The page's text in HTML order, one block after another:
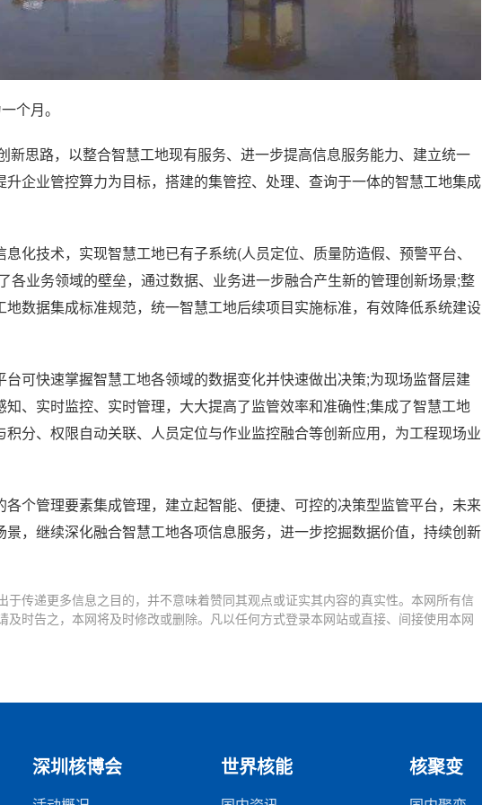
个月。
新思路，以整合智慧工地现有服务、进一步提高信息服务能力、建立统一
企业管控算力为目标，搭建的集管控、处理、查询于一体的智慧工地集成
化技术，实现智慧工地已有子系统(人员定位、质量防造假、预警平台、
业务领域的壁垒，通过数据、业务进一步融合产生新的管理创新场景;整
数据集成标准规范，统一智慧工地后续项目实施标准，有效降低系统建设
可快速掌握智慧工地各领域的数据变化并快速做出决策;为现场监督层建
、实时监控、实时管理，大大提高了监管效率和准确性;集成了智慧工地
分、权限自动关联、人员定位与作业监控融合等创新应用，为工程现场业
个管理要素集成管理，建立起智能、便捷、可控的决策型监管平台，未来
，继续深化融合智慧工地各项信息服务，进一步挖掘数据价值，持续创新
传递更多信息之目的，并不意味着赞同其观点或证实其内容的真实性。本网所有信
时告之，本网将及时修改或删除。凡以任何方式登录本网站或直接、间接使用本网
深圳核博会 世界核能 核聚变